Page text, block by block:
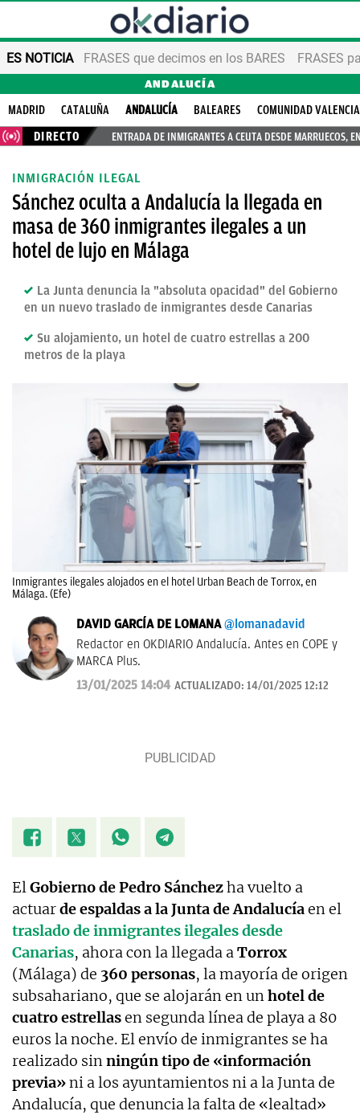
ES NOTICIA FRASES que decimos en los BARES FRASES
ANDALUCÍA
MADRID CATALUÑA ANDALUCÍA BALEARES
COMUNIDAD
DIRECTO
ENTRADA DE INMIGRANTES A CEUTA DESDE MARRUECOS,
INMIGRACIÓN ILEGAL
Sánchez oculta a Andalucía la llegada en
masa de 360 inmigrantes ilegales a un
hotel de lujo en Málaga
La Junta denuncia la "absoluta opacidad" del Gobierno
en un nuevo traslado de inmigrantes desde Canarias
Su alojamiento, un hotel de cuatro estrellas a 200
metros de la playa
Inmigrantes ilegales alojados en el hotel Urban Beach de Torrox, en
Málaga. (Efe)
DAVID GARCÍA DE LOMANA @lomanadavid
Redactor en OKDIARIO Andalucía. Antes en COPE y
MARCA Plus.
13/01/2025 14:04 ACTUALIZADO: 14/01/2025 12:12
ElGobierno de Pedro Sánchezha vuelto a
actuarde espaldas a la Junta de Andalucíaen el
traslado de inmigrantes ilegales desde
Canarias, ahora con la llegada aTorrox
(Málaga) de 360 personas, la mayoría de origen
subsahariano, que se alojarán en unhotel de
cuatro estrellasen segunda línea de playa a 80
euros la noche. El envío de inmigrantes se ha
realizado sinningún tipo de «información
previa»ni a los ayuntamientos ni a la Junta de
Andalucía, que denuncia la falta de «lealtad»